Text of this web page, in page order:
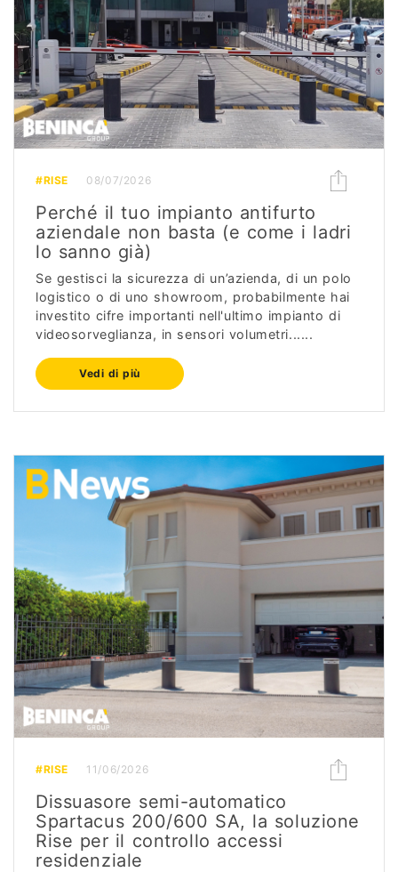
#RISE 08/07/2026
Perché il tuo impianto antifurto
aziendale non basta (e come i ladri
lo sanno già)
Se gestisci la sicurezza di un’azienda, di un polo
logistico o di uno showroom, probabilmente hai
investito cifre importanti nell'ultimo impianto di
videosorveglianza, in sensori volumetri......
Vedi di più
#RISE 11/06/2026
Dissuasore semi-automatico
Spartacus 200/600 SA, la soluzione
Rise per il controllo accessi
residenziale